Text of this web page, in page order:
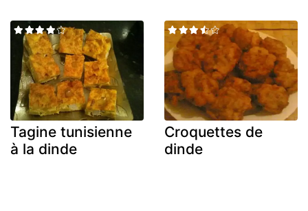
Tagine tunisienne
à la dinde
Croquettes de
dinde